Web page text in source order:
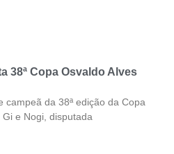
38ª Copa Osvaldo Alves
campeã da 38ª edição da Copa
e Nogi, disputada